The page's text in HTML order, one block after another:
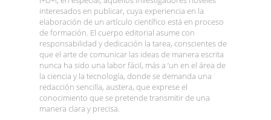
interesados en publicar, cuya experiencia en la
elaboración de un artículo científico está en proceso
de formación. El cuerpo editorial asume con
responsabilidad y dedicación la tarea, conscientes de
que el arte de comunicar las ideas de manera escrita
nunca ha sido una labor fácil, más a ‘un en el área de
la ciencia y la tecnología, donde se demanda una
redacción sencilla, austera, que exprese el
conocimiento que se pretende transmitir de una
manera clara y precisa.